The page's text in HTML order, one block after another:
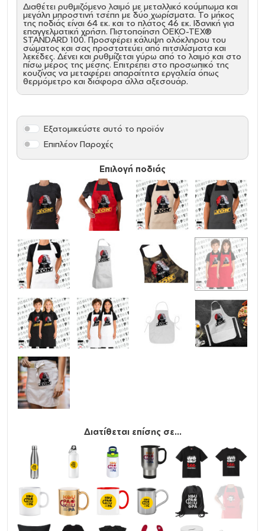
Διαθέτει ρυθμιζόμενο λαιμό με μεταλλικό κούμπωμα και
μεγάλη μπροστινή τσέπη με δύο χωρίσματα. Το μήκος
της ποδιάς είναι 64 εκ. και το πλάτος 46 εκ. Ιδανική για
επαγγελματική χρήση. Πιστοποίηση OEKO-TEX®
STANDARD 100. Προσφέρει κάλυψη ολόκληρου του
σώματος και σας προστατεύει από πιτσιλίσματα και
λεκέδες. Δένει και ρυθμίζεται γύρω από το λαιμό και στο
πίσω μέρος της μέσης. Επιτρέπει στο προσωπικό της
κουζίνας να μεταφέρει απαραίτητα εργαλεία όπως
θερμόμετρο και διάφορα άλλα αξεσουάρ.
Ύφασμα: 80% polyester / 20% cotton.
Ρυθμιζόμενο κορδόνι λαιμού
Διπλή μεγάλη τσέπη
Πλύσιμο στους 40º
Είδος Σεφ Τύπος Ολόσωμη με Τσέπη
Διάσταση Ποδιά: Μήκος 64 εκ. - Πλάτος 46 εκ.
Επιλογή ποδιάς
Εξατομικεύστε αυτό το προϊόν
Επιπλέον Παροχές
Διατίθεται επίσης σε...